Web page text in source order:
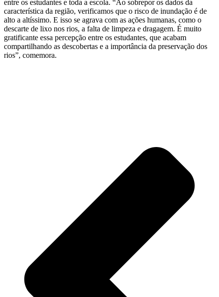
entre os estudantes e toda a escola. “Ao sobrepor os dados da
característica da região, verificamos que o risco de inundação é de
alto a altíssimo. E isso se agrava com as ações humanas, como o
descarte de lixo nos rios, a falta de limpeza e dragagem. É muito
gratificante essa percepção entre os estudantes, que acabam
compartilhando as descobertas e a importância da preservação dos
rios”, comemora.